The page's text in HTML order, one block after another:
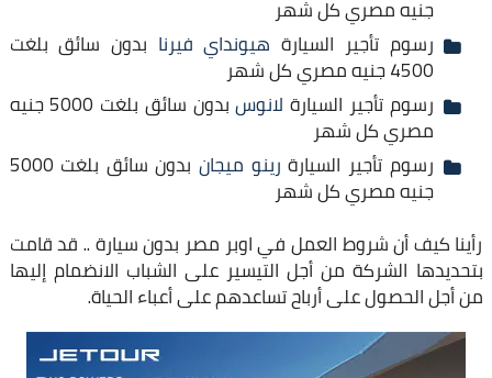
جنيه مصري كل شهر
رسوم تأجير السيارة هيونداي فيرنا بدون سائق بلغت
4500 جنيه مصري كل شهر
رسوم تأجير السيارة لانوس بدون سائق بلغت 5000 جنيه
مصري كل شهر
رسوم تأجير السيارة رينو ميجان بدون سائق بلغت 5000
جنيه مصري كل شهر
رأينا كيف أن شروط العمل في اوبر مصر بدون سيارة .. قد قامت
بتحديدها الشركة من أجل التيسير على الشباب الانضمام إليها
من أجل الحصول على أرباح تساعدهم على أعباء الحياة.